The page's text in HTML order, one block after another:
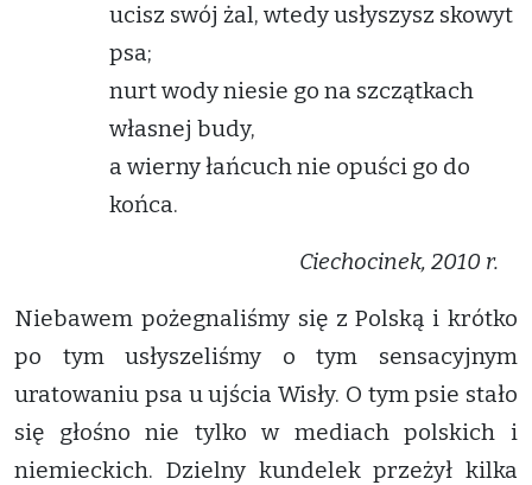
ucisz swój żal, wtedy usłyszysz skowyt
psa;
nurt wody niesie go na szczątkach
własnej budy,
a wierny łańcuch nie opuści go do
końca.
Ciechocinek, 2010 r.
Niebawem pożegnaliśmy się z Polską i krótko
po tym usłyszeliśmy o tym sensacyjnym
uratowaniu psa u ujścia Wisły. O tym psie stało
się głośno nie tylko w mediach polskich i
niemieckich. Dzielny kundelek przeżył kilka